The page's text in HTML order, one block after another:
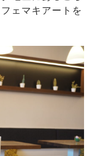
ェマキアートを